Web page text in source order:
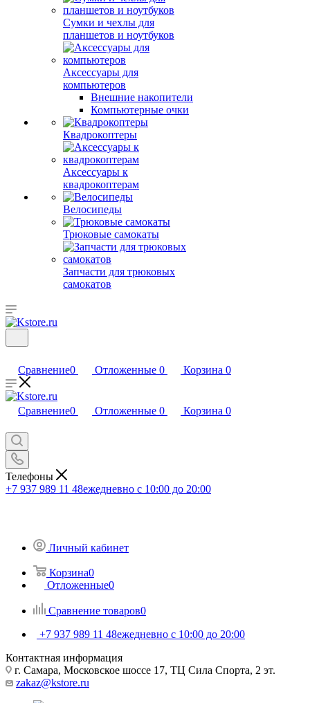
Сумки и чехлы для
планшетов и ноутбуков
Аксессуары для
компьютеров
Внешние накопители
Компьютерные очки
Квадрокоптеры
Аксессуары к
квадрокоптерам
Велосипеды
Трюковые самокаты
Запчасти для трюковых
самокатов
Сравнение0 Отложенные 0 Корзина 0
Сравнение0 Отложенные 0 Корзина 0
Телефоны
+7 937 989 11 48ежедневно с 10:00 до 20:00
Личный кабинет
Корзина0
Отложенные0
Сравнение товаров0
+7 937 989 11 48ежедневно с 10:00 до 20:00
Контактная информация
г. Самара, Московское шоссе 17, ТЦ Сила Спорта, 2 эт.
zakaz@kstore.ru